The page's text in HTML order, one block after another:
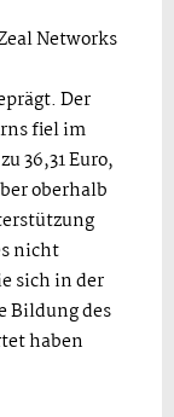
Networks
Der
fiel im
36,31 Euro,
oberhalb
nicht
sich in der
Bildung des
haben